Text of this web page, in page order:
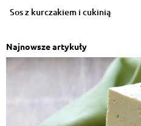
Sos z kurczakiem i cukinią
Najnowsze artykuły